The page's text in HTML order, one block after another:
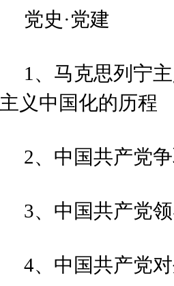
党史·党建
1、马克思列宁
主义中国化的历程
2、中国共产党
3、中国共产党
4、中国共产党